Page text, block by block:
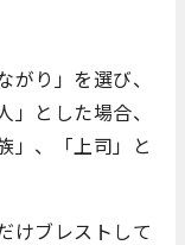
り」を選び、
とした場合、
」、「上司」と
けブレストして